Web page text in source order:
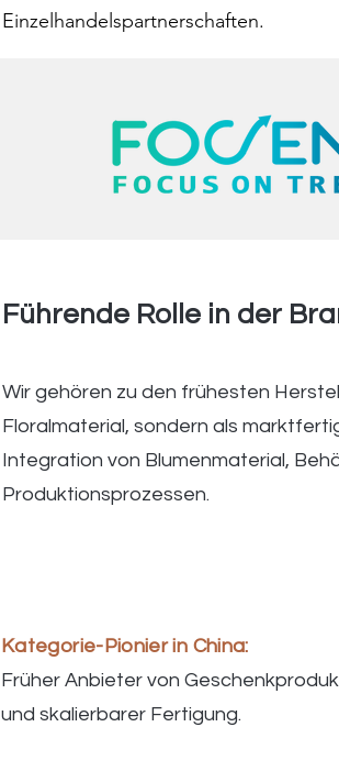
Einzelhandelspartnerschaften.
Führende Rolle in der
Wir gehören zu den frühesten
Floralmaterial, sondern als
Integration von Blumenmaterial,
Produktionsprozessen.
Kategorie-Pionier in China:
Früher Anbieter von
und skalierbarer Fertigung.